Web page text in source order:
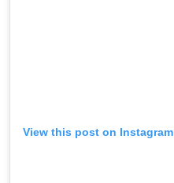
View this post on Instagram